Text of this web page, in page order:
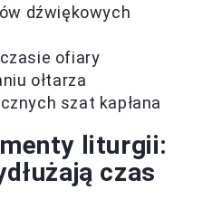
dźwiękowych
ofiary
ołtarza
szat kapłana
liturgii:
czas